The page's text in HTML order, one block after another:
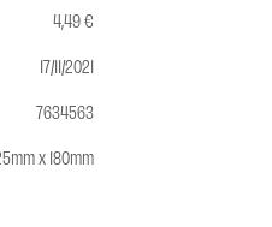
4,49 €
17/11/2021
7634563
x 180mm